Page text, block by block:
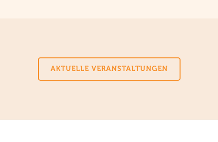
AKTUELLE VERANSTALTUNGEN